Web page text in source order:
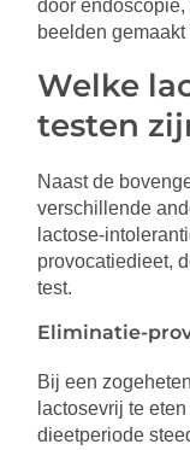
door
beelden
Welke
testen
Naast de
verschillende
lactose-
provocatiedieet,
test.
Eliminatie-
Bij een
lactosevrij te
dieetperiode